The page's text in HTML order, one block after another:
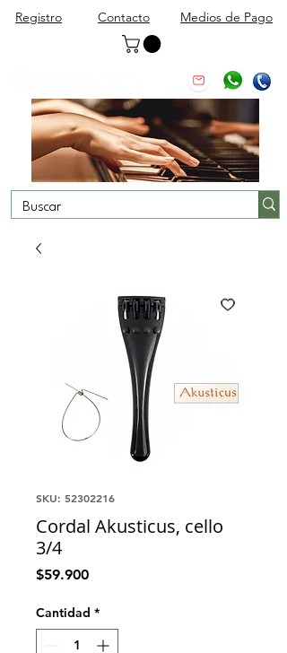
Registro Contacto Medios de Pago
SKU: 52302216
Cordal Akusticus, cello
3/4
$59.900Precio
Cantidad *